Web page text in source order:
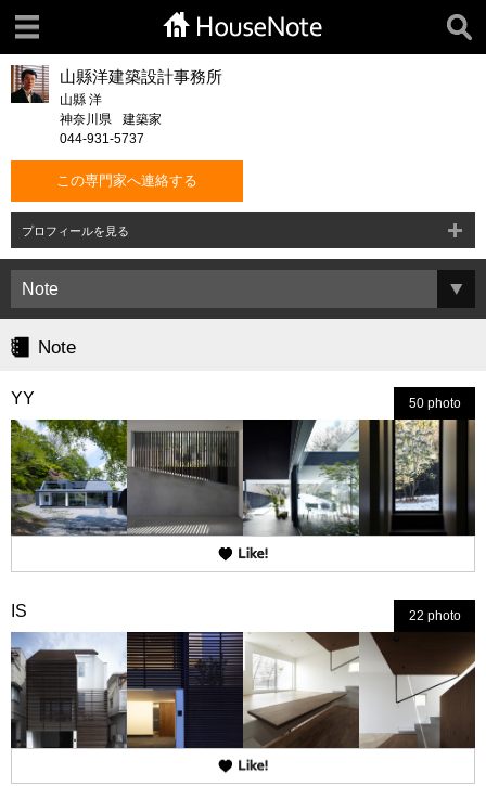
山縣洋建築設計事務所
山縣 洋
神奈川県
建築家
044-931-5737
この専門家へ連絡する
プロフィールを見る
Note
YY 50 photo
IS 22 photo